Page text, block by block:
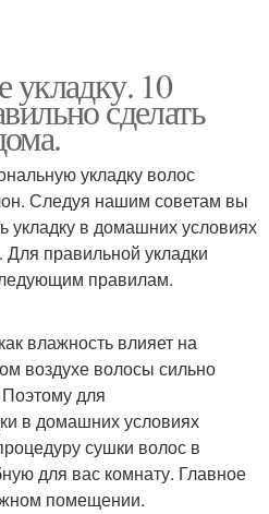
укладку. 10
сделать
укладку волос
Следуя нашим советам вы
укладку в домашних условиях
Для правильной укладки
правилам.
влажность влияет на
воздухе волосы сильно
для
в домашних условиях
сушки волос в
для вас комнату. Главное
помещении.